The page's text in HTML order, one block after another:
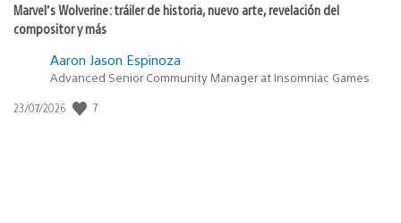
Marvel’s Wolverine: tráiler de historia, nuevo arte, revelación del
compositor y más
Aaron Jason Espinoza
Advanced Senior Community Manager at Insomniac Games
Fecha
23/07/2026 7